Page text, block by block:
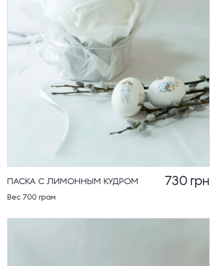
ПАСКА С ЛИМОННЫМ КУДРОМ 730 грн
Вес 700 грам